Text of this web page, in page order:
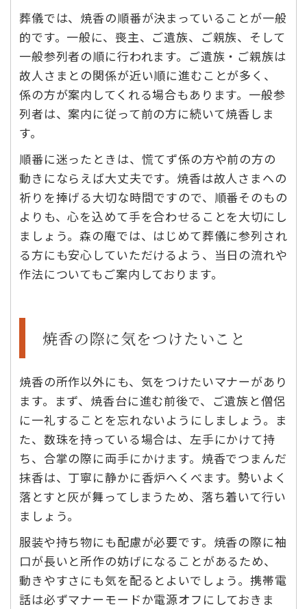
葬儀では、焼香の順番が決まっていることが一般
的です。一般に、喪主、ご遺族、ご親族、そして
一般参列者の順に行われます。ご遺族・ご親族は
故人さまとの関係が近い順に進むことが多く、
係の方が案内してくれる場合もあります。一般参
列者は、案内に従って前の方に続いて焼香しま
す。
順番に迷ったときは、慌てず係の方や前の方の
動きにならえば大丈夫です。焼香は故人さまへの
祈りを捧げる大切な時間ですので、順番そのもの
よりも、心を込めて手を合わせることを大切にし
ましょう。森の庵では、はじめて葬儀に参列され
る方にも安心していただけるよう、当日の流れや
作法についてもご案内しております。
焼香の際に気をつけたいこと
焼香の所作以外にも、気をつけたいマナーがあり
ます。まず、焼香台に進む前後で、ご遺族と僧侶
に一礼することを忘れないようにしましょう。ま
た、数珠を持っている場合は、左手にかけて持
ち、合掌の際に両手にかけます。焼香でつまんだ
抹香は、丁寧に静かに香炉へくべます。勢いよく
落とすと灰が舞ってしまうため、落ち着いて行い
ましょう。
服装や持ち物にも配慮が必要です。焼香の際に袖
口が長いと所作の妨げになることがあるため、
動きやすさにも気を配るとよいでしょう。携帯電
話は必ずマナーモードか電源オフにしておきま